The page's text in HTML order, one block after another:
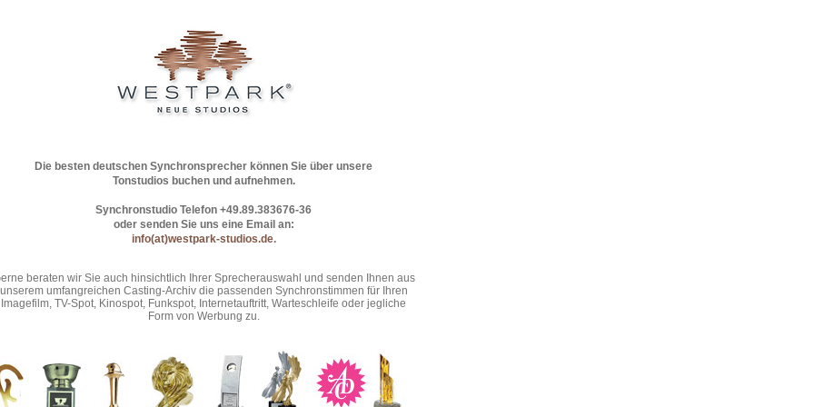
Die besten deutschen Synchronsprecher können Sie über unsere
Tonstudios buchen und aufnehmen.
Synchronstudio Telefon +49.89.383676-36
oder senden Sie uns eine Email an:
info(at)westpark-studios.de.
beraten wir Sie auch hinsichtlich Ihrer Sprecherauswahl und senden Ihnen aus
unserem umfangreichen Casting-Archiv die passenden Synchronstimmen für Ihren
Imagefilm, TV-Spot, Kinospot, Funkspot, Internetauftritt, Warteschleife oder jegliche
Form von Werbung zu.